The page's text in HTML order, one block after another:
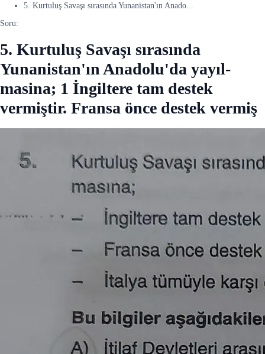
5. Kurtuluş Savaşı sırasında Yunanistan'ın Anado...
Soru:
5. Kurtuluş Savaşı sırasında
Yunanistan'ın Anadolu'da yayıl-
masina; 1 İngiltere tam destek
vermiştir. Fransa önce destek vermiş